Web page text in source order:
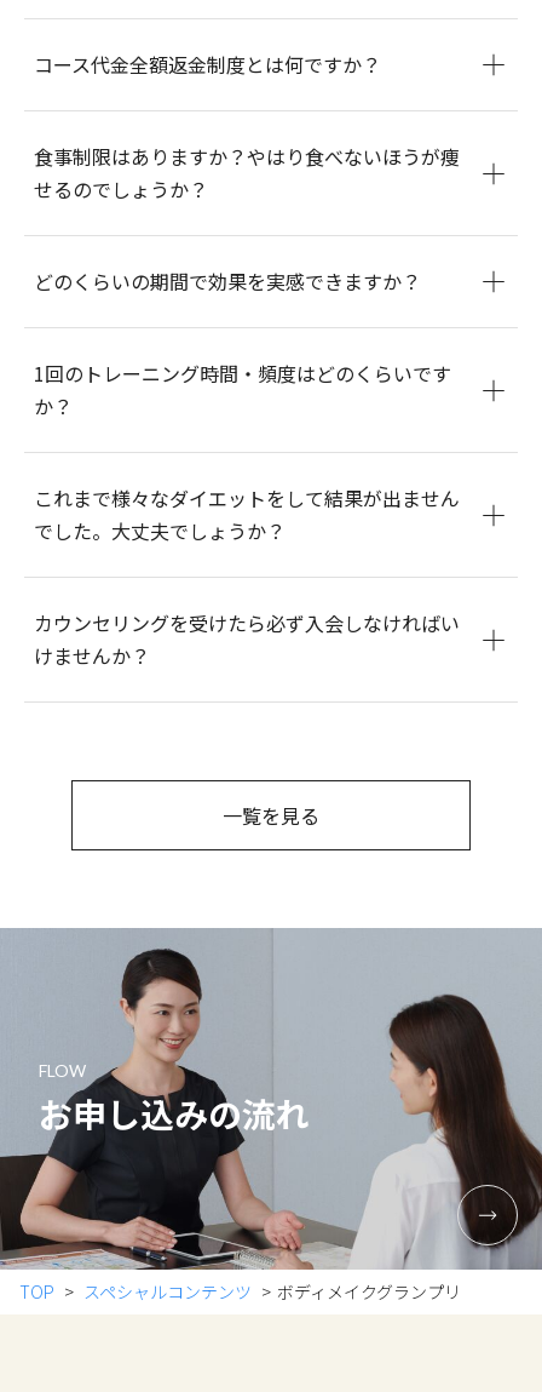
コース代金全額返金制度とは何ですか？
食事制限はありますか？やはり食べないほうが痩
せるのでしょうか？
どのくらいの期間で効果を実感できますか？
1回のトレーニング時間・頻度はどのくらいです
か？
これまで様々なダイエットをして結果が出ません
でした。大丈夫でしょうか？
カウンセリングを受けたら必ず入会しなければい
けませんか？
一覧を見る
FLOW
お申し込みの流れ
TOP スペシャルコンテンツ ボディメイクグランプリ